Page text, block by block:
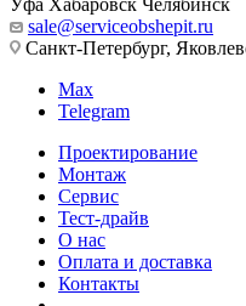
Уфа Хабаровск Челябинск
sale@serviceobshepit.ru
Санкт-Петербург,
Max
Telegram
Проектирование
Монтаж
Сервис
Тест-драйв
О нас
Оплата и доставка
Контакты